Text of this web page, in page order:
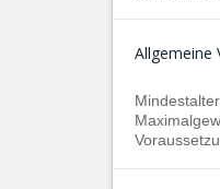
Allgemeine